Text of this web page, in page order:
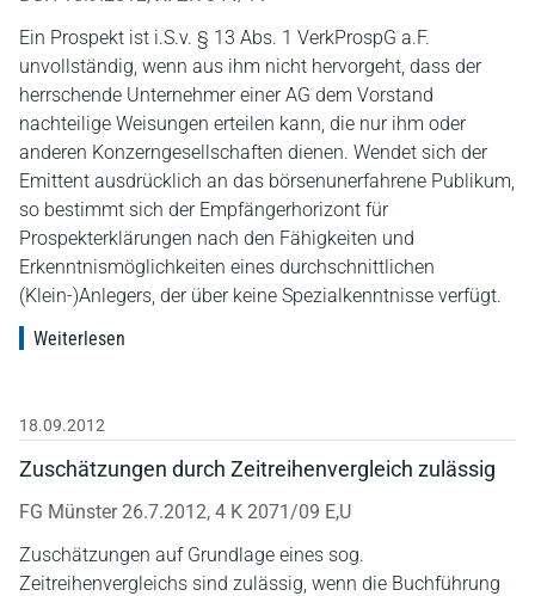
Ein Prospekt ist i.S.v. § 13 Abs. 1 VerkProspG a.F.
unvollständig, wenn aus ihm nicht hervorgeht, dass der
herrschende Unternehmer einer AG dem Vorstand
nachteilige Weisungen erteilen kann, die nur ihm oder
anderen Konzerngesellschaften dienen. Wendet sich der
Emittent ausdrücklich an das börsenunerfahrene Publikum,
so bestimmt sich der Empfängerhorizont für
Prospekterklärungen nach den Fähigkeiten und
Erkenntnismöglichkeiten eines durchschnittlichen
(Klein-)Anlegers, der über keine Spezialkenntnisse verfügt.
Weiterlesen
18.09.2012
Zuschätzungen durch Zeitreihenvergleich zulässig
FG Münster 26.7.2012, 4 K 2071/09 E,U
Zuschätzungen auf Grundlage eines sog.
Zeitreihenvergleichs sind zulässig, wenn die Buchführung